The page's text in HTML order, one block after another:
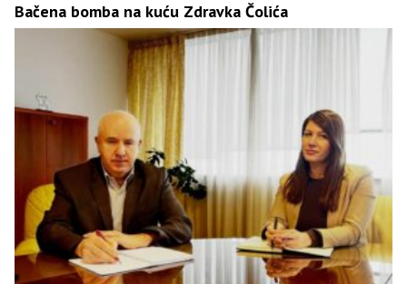
Bačena bomba na kuću Zdravka Čolića